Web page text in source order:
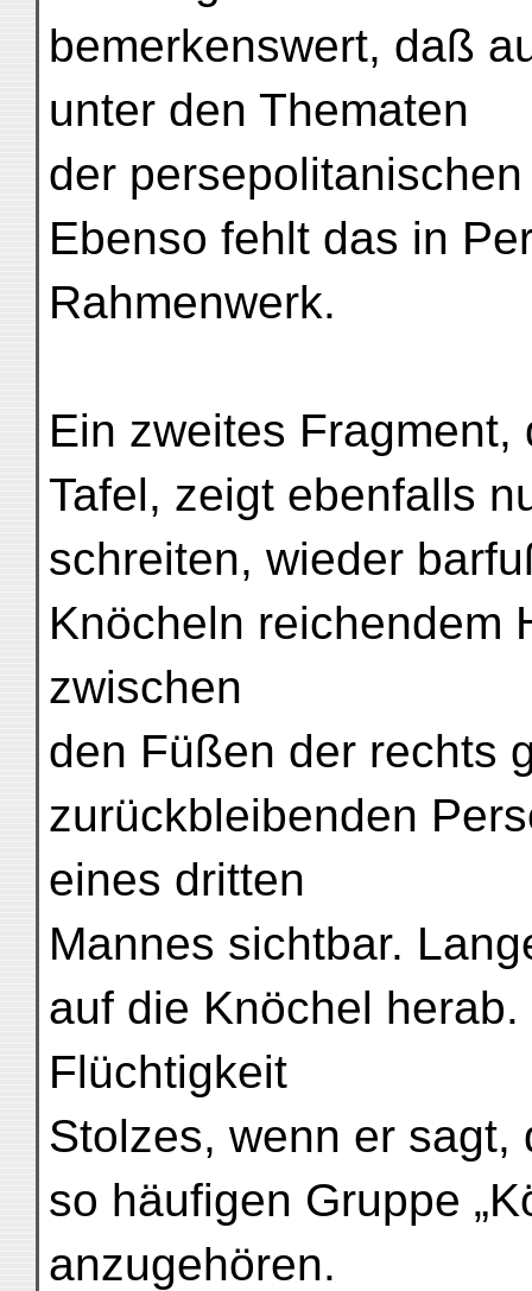
bemerkenswert, daß
unter den Thematen
der
Ebenso fehlt das in
Rahmenwerk.
Ein zweites
Tafel, zeigt ebenfalls
schreiten, wieder
Knöcheln reichendem
zwischen
den Füßen der rechts
zurückbleibenden
eines dritten
Mannes sichtbar.
auf die Knöchel
Flüchtigkeit
Stolzes, wenn er
so häufigen Gruppe
anzugehören.